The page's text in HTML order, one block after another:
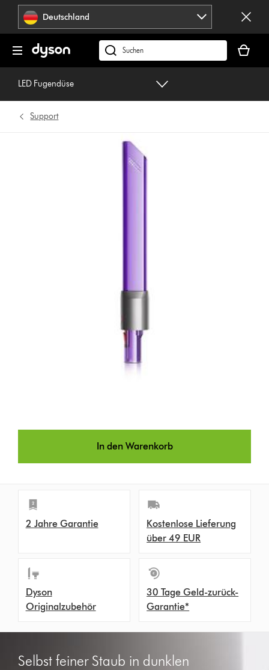
Navigation
überspringenDeutschland
dyson.de
durchsuchen
ist
LED Fugendüse
Support
In den Warenkorb
2 Jahre Garantie
Kostenlose Lieferung
über 49 EUR
Dyson
Originalzubehör
30 Tage Geld-zurück-
Garantie*
Selbst feiner Staub in dunklen